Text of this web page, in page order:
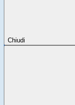
Chiudi